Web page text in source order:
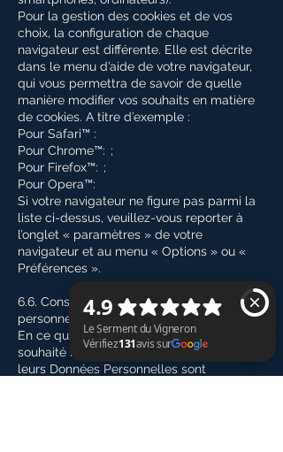
Pour la gestion des cookies et de vos
choix, la configuration de chaque
navigateur est différente. Elle est décrite
dans le menu d’aide de votre navigateur,
qui vous permettra de savoir de quelle
manière modifier vos souhaits en matière
de cookies. A titre d’exemple :
Pour Safari™ :
Pour Chrome™: ;
Pour Firefox™: ;
Pour Opera™:
Si votre navigateur ne figure pas parmi la
liste ci-dessus, veuillez-vous reporter à
l’onglet « paramètres » de votre
navigateur et au menu « Options » ou «
Préférences ».
6.6. Conservation des données
personnelles
En ce qui concerne les personnes ayant
souhaité remplir le formulaire de contact,
leurs Données Personnelles sont